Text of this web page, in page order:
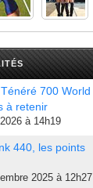
700 World
à retenir
à 14h19
440, les points
2025 à 12h27